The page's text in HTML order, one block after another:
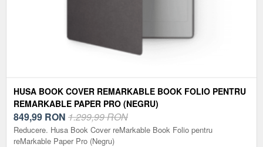
HUSA BOOK COVER REMARKABLE BOOK FOLIO PENTRU
REMARKABLE PAPER PRO (NEGRU)
849,99 RON 1.299,99 RON
Reducere. Husa Book Cover reMarkable Book Folio pentru
reMarkable Paper Pro (Negru)